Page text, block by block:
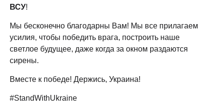
ВСУ!
Мы бесконечно благодарны Вам! Мы все прилагаем
усилия, чтобы победить врага, построить наше
светлое будущее, даже когда за окном раздаются
сирены.
Вместе к победе! Держись, Украина!
#StandWithUkraine